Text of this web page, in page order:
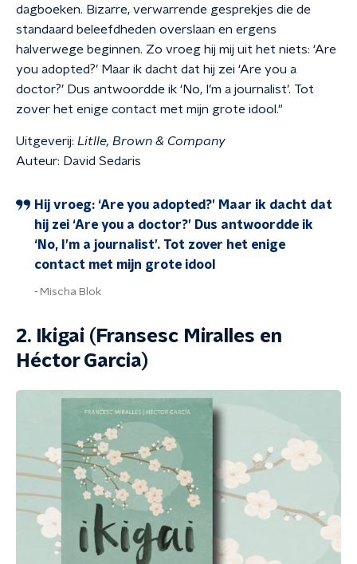
dagboeken. Bizarre, verwarrende gesprekjes die de
standaard beleefdheden overslaan en ergens
halverwege beginnen. Zo vroeg hij mij uit het niets: ‘Are
you adopted?’ Maar ik dacht dat hij zei ‘Are you a
doctor?’ Dus antwoordde ik ‘No, I’m a journalist’. Tot
zover het enige contact met mijn grote idool."
Uitgeverij: Litlle, Brown & Company
Auteur: David Sedaris
Hij vroeg: ‘Are you adopted?’ Maar ik dacht dat
hij zei ‘Are you a doctor?’ Dus antwoordde ik
‘No, I’m a journalist’. Tot zover het enige
contact met mijn grote idool
Mischa Blok
2. Ikigai (Fransesc Miralles en
Héctor Garcia)